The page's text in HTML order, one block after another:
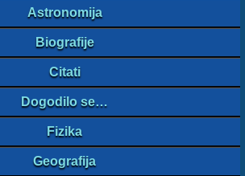
Astronomija
Biografije
Citati
Dogodilo se…
Fizika
Geografija